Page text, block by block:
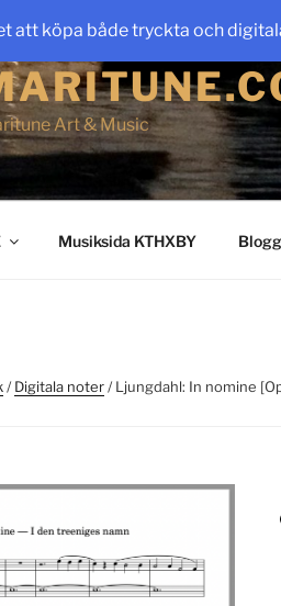
att köpa både tryckta och
Art & Music
Musiksida KTHXBY
/Digitala noter/ Ljungdahl: In nomine